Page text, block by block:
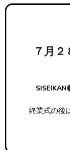
７月
SISEIKAN
終業式の後は毎年恒例のボウリング大会を行いま